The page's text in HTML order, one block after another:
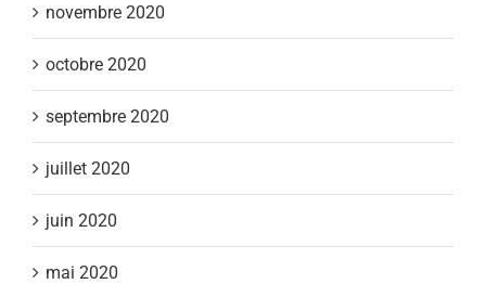
novembre 2020
octobre 2020
septembre 2020
juillet 2020
juin 2020
mai 2020